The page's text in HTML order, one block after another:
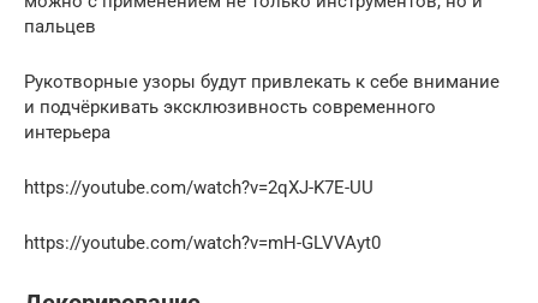
пальцев
Рукотворные узоры будут привлекать к себе внимание
и подчёркивать эксклюзивность современного
интерьера
https://youtube.com/watch?v=2qXJ-K7E-UU
https://youtube.com/watch?v=mH-GLVVAyt0